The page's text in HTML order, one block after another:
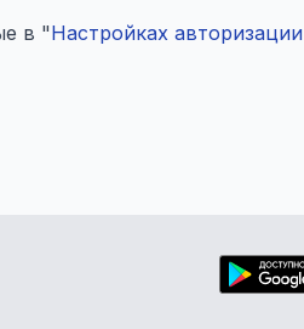
в "Настройках авторизации